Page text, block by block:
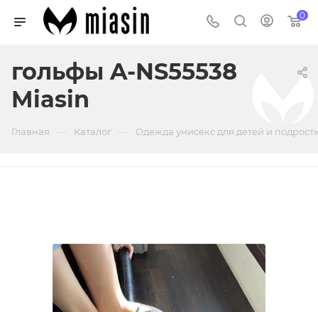
0
гольфы A-NS55538
Miasin
Главная Каталог Одежда унисекс для детей и